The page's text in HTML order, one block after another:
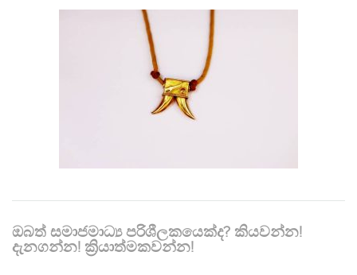
ඔබත් සමාජමාධ්‍ය පරිශීලකයෙක්ද? කියවන්න!
දැනගන්න! ක්‍රියාත්මකවන්න!